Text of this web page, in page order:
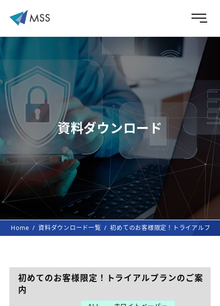
資料ダウンロード
Home 資料ダウンロード一覧 初めてのお客様限定！トライアルプラ
初めてのお客様限定！トライアルプランのご案
内